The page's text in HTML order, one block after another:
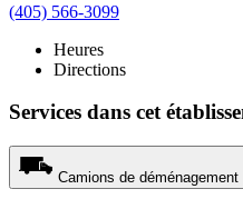
(405) 566-3099
Heures
Directions
Services dans cet
Camions de déménagement